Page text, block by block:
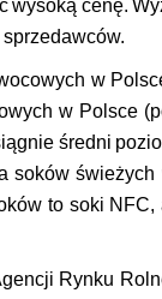
cenę.
sprzedawców.
w
w Polsce
średni
to soki
Rynku